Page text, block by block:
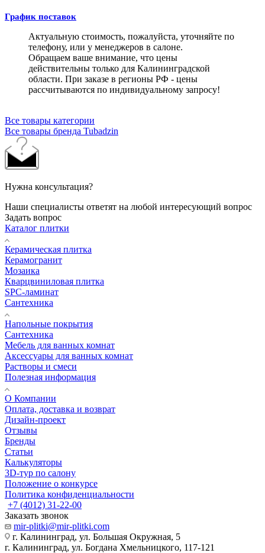
График поставок
Актуальную стоимость, пожалуйста, уточняйте по
телефону, или у менеджеров в салоне.
Обращаем ваше внимание, что цены
действительны только для Калининградской
области. При заказе в регионы РФ - цены
рассчитываются по индивидуальному запросу!
Все товары категории
Все товары бренда Tubadzin
Нужна консультация?
Наши специалисты ответят на любой интересующий вопрос
Задать вопрос
Каталог плитки
Керамическая плитка
Керамогранит
Мозаика
Кварцвиниловая плитка
SPC-ламинат
Сантехника
Напольные покрытия
Сантехника
Мебель для ванных комнат
Аксессуары для ванных комнат
Растворы и смеси
Полезная информация
О Компании
Оплата, доставка и возврат
Дизайн-проект
Отзывы
Бренды
Статьи
Калькуляторы
3D-тур по салону
Положение о конкурсе
Политика конфиденциальности
+7 (4012) 31-22-00
Заказать звонок
mir-plitki@mir-plitki.com
г. Калининград, ул. Большая Окружная, 5
г. Калининград, ул. Богдана Хмельницкого, 117-121